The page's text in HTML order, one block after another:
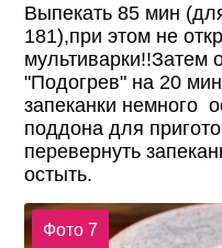
Выпекать 85 мин
181),при этом не
мультиварки!!Затем
"Подогрев" на 20
запеканки немного
поддона для
перевернуть
остыть.
Фото 7